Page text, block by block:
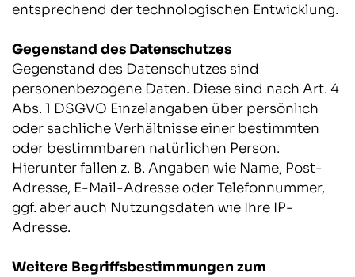
entsprechend der technologischen Entwicklung.
Gegenstand des Datenschutzes
Gegenstand des Datenschutzes sind
personenbezogene Daten. Diese sind nach Art. 4
Abs. 1 DSGVO Einzelangaben über persönlich
oder sachliche Verhältnisse einer bestimmten
oder bestimmbaren natürlichen Person.
Hierunter fallen z. B. Angaben wie Name, Post-
Adresse, E-Mail-Adresse oder Telefonnummer,
ggf. aber auch Nutzungsdaten wie Ihre IP-
Adresse.
Weitere Begriffsbestimmungen zum